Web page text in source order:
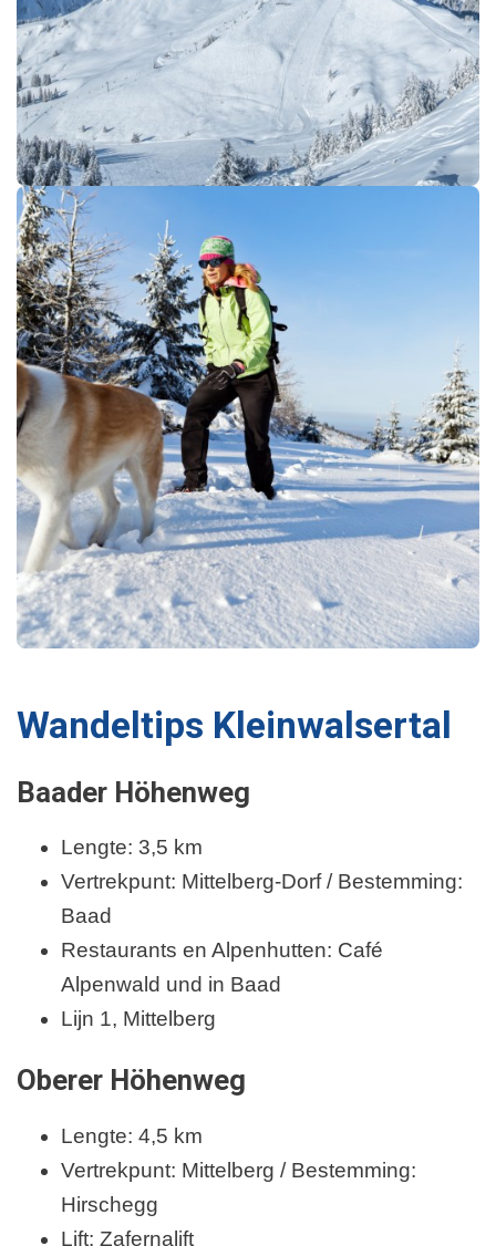
Wandeltips Kleinwalsertal
Baader Höhenweg
Lengte: 3,5 km
Vertrekpunt: Mittelberg-Dorf / Bestemming:
Baad
Restaurants en Alpenhutten: Café
Alpenwald und in Baad
Lijn 1, Mittelberg
Oberer Höhenweg
Lengte: 4,5 km
Vertrekpunt: Mittelberg / Bestemming:
Hirschegg
Lift: Zafernalift